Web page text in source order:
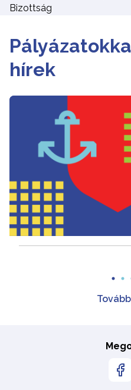
Bizottság
hírek